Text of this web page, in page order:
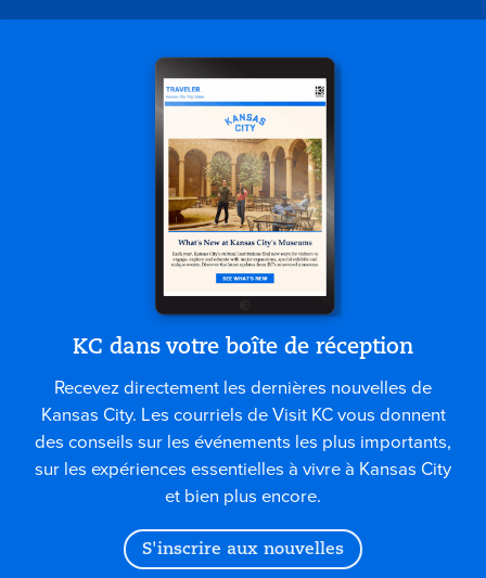
KC dans votre boîte de réception
Recevez directement les dernières nouvelles de
Kansas City. Les courriels de Visit KC vous donnent
des conseils sur les événements les plus importants,
sur les expériences essentielles à vivre à Kansas City
et bien plus encore.
S'inscrire aux nouvelles